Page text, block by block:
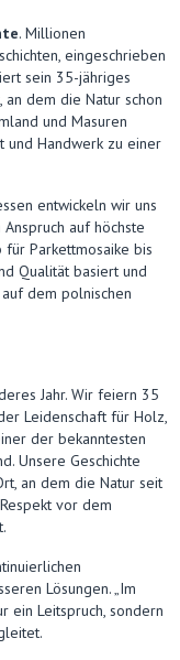
. Millionen
eingeschrieben
sein 35-jähriges
an dem die Natur schon
und Masuren
und Handwerk zu einer
entwickeln wir uns
auf höchste
Parkettmosaike bis
Qualität basiert und
dem polnischen
Jahr. Wir feiern 35
Leidenschaft für Holz,
der bekanntesten
Unsere Geschichte
an dem die Natur seit
vor dem
Lösungen. „Im
ein Leitspruch, sondern